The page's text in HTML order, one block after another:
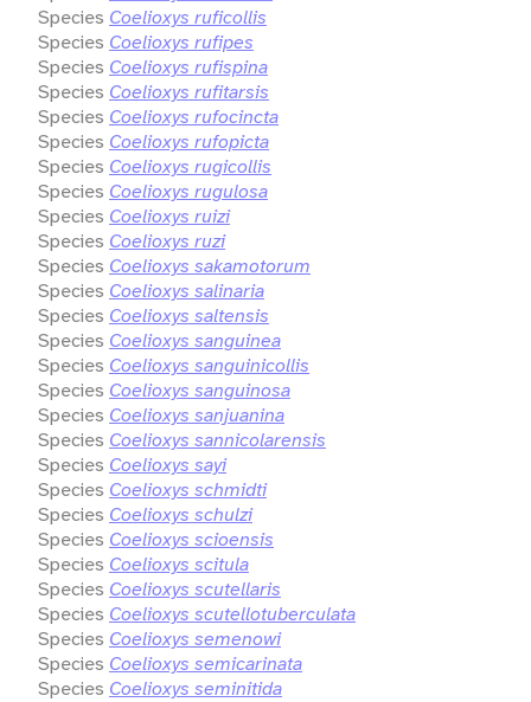
Species Coelioxys ruficollis
Species Coelioxys rufipes
Species Coelioxys rufispina
Species Coelioxys rufitarsis
Species Coelioxys rufocincta
Species Coelioxys rufopicta
Species Coelioxys rugicollis
Species Coelioxys rugulosa
Species Coelioxys ruizi
Species Coelioxys ruzi
Species Coelioxys sakamotorum
Species Coelioxys salinaria
Species Coelioxys saltensis
Species Coelioxys sanguinea
Species Coelioxys sanguinicollis
Species Coelioxys sanguinosa
Species Coelioxys sanjuanina
Species Coelioxys sannicolarensis
Species Coelioxys sayi
Species Coelioxys schmidti
Species Coelioxys schulzi
Species Coelioxys scioensis
Species Coelioxys scitula
Species Coelioxys scutellaris
Species Coelioxys scutellotuberculata
Species Coelioxys semenowi
Species Coelioxys semicarinata
Species Coelioxys seminitida